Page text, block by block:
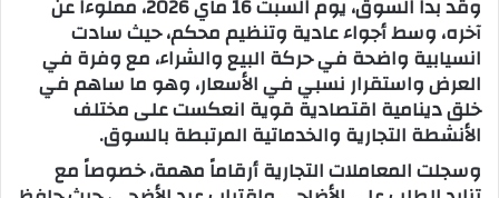
وقد بدا السوق، يوم السبت 16 ماي 2026، مملوءاً عن
آخره، وسط أجواء عادية وتنظيم محكم، حيث سادت
انسيابية واضحة في حركة البيع والشراء، مع وفرة في
العرض واستقرار نسبي في الأسعار، وهو ما ساهم في
خلق دينامية اقتصادية قوية انعكست على مختلف
الأنشطة التجارية والخدماتية المرتبطة بالسوق.
وسجلت المعاملات التجارية أرقاماً مهمة، خصوصاً مع